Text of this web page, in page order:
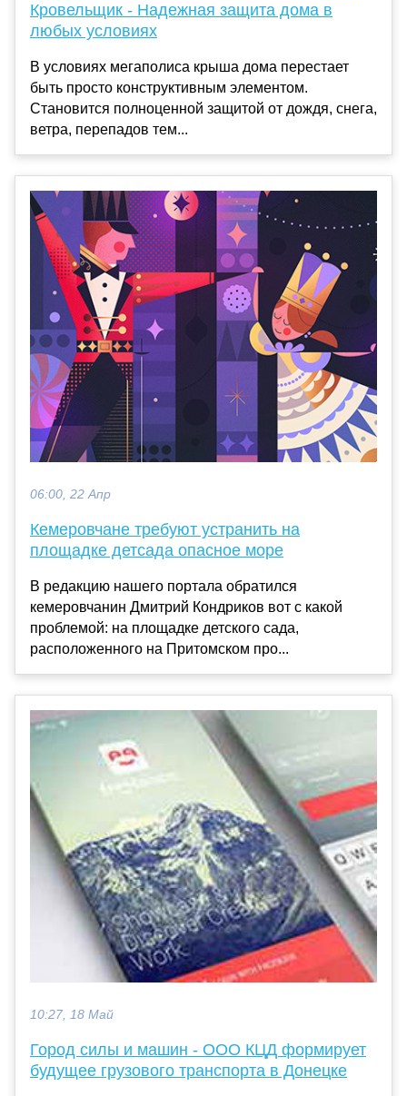
Кровельщик - Надежная защита дома в
любых условиях
В условиях мегаполиса крыша дома перестает
быть просто конструктивным элементом.
Становится полноценной защитой от дождя, снега,
ветра, перепадов тем...
06:00, 22 Апр
Кемеровчане требуют устранить на
площадке детсада опасное море
В редакцию нашего портала обратился
кемеровчанин Дмитрий Кондриков вот с какой
проблемой: на площадке детского сада,
расположенного на Притомском про...
10:27, 18 Май
Город силы и машин - ООО КЦД формирует
будущее грузового транспорта в Донецке